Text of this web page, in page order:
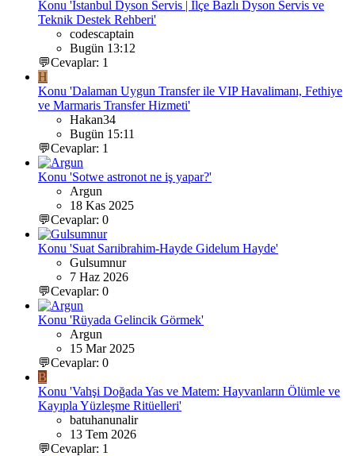
Konu 'İstanbul Dyson Servis | İlçe Bazlı Dyson Servis ve
Teknik Destek Rehberi'
codescaptain
Bugün 13:12
💬Cevaplar: 1
H
Konu 'Dalaman Uygun Transfer ile VIP Havalimanı, Fethiye
ve Marmaris Transfer Hizmeti'
Hakan34
Bugün 15:11
💬Cevaplar: 1
Konu 'Sotwe astronot ne iş yapar?'
Argun
18 Kas 2025
💬Cevaplar: 0
Konu 'Suat Sarıibrahim-Hayde Gidelum Hayde'
Gulsumnur
7 Haz 2026
💬Cevaplar: 0
Konu 'Rüyada Gelincik Görmek'
Argun
15 Mar 2025
💬Cevaplar: 0
B
Konu 'Vahşi Doğada Yas ve Matem: Hayvanların Ölümle ve
Kayıpla Yüzleşme Ritüelleri'
batuhanunalir
13 Tem 2026
💬Cevaplar: 1